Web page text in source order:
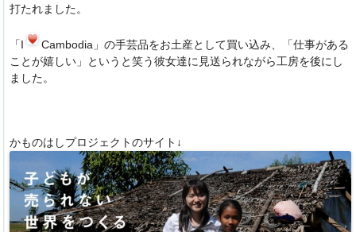
打たれました。
「I
Cambodia」の手芸品をお土産として買い込み、「仕事がある
ことが嬉しい」というと笑う彼女達に見送られながら工房を後にし
ました。
かものはしプロジェクトのサイト↓